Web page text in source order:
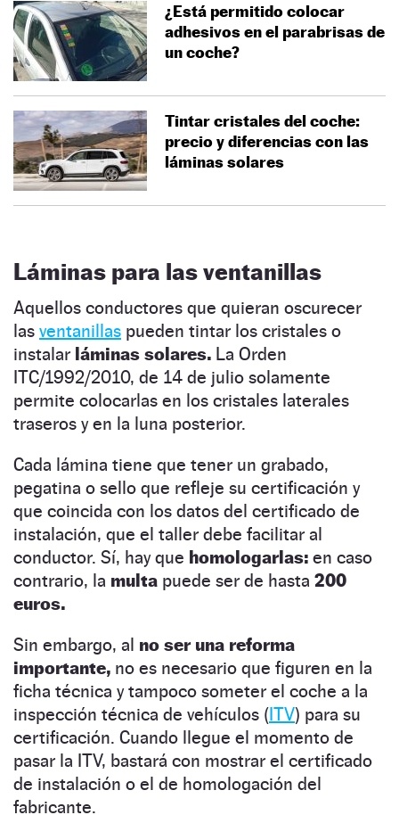
¿Está permitido colocar
adhesivos en el parabrisas de
un coche?
Tintar cristales del coche:
precio y diferencias con las
láminas solares
Láminas para las ventanillas
Aquellos conductores que quieran oscurecer
las ventanillas pueden tintar los cristales o
instalar láminas solares. La Orden
ITC/1992/2010, de 14 de julio solamente
permite colocarlas en los cristales laterales
traseros y en la luna posterior.
Cada lámina tiene que tener un grabado,
pegatina o sello que refleje su certificación y
que coincida con los datos del certificado de
instalación, que el taller debe facilitar al
conductor. Sí, hay que homologarlas: en caso
contrario, la multa puede ser de hasta 200
euros.
Sin embargo, al no ser una reforma
importante, no es necesario que figuren en la
ficha técnica y tampoco someter el coche a la
inspección técnica de vehículos (ITV) para su
certificación. Cuando llegue el momento de
pasar la ITV, bastará con mostrar el certificado
de instalación o el de homologación del
fabricante.